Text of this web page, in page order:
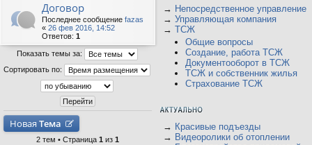
Договор
Последнее сообщение fazas
« 26 фев 2016, 14:52
Ответов: 1
Показать темы за:
Сортировать по:
Новая Тема
2 тем • Страница 1 из 1
→ Непосредственное управление
→ Управляющая компания
→ ТСЖ
Общие вопросы
Создание, работа ТСЖ
Документооборот в ТСЖ
ТСЖ и собственник жилья
Страхование ТСЖ
→ Красивые подъезды
→ Видеоролики об отоплении